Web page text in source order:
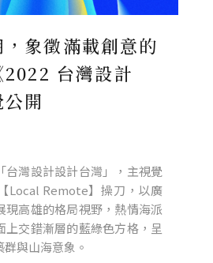
象徵滿載創意的
2022 台灣設計
開
台灣設計設計台灣」，主視覺
Local Remote】操刀，以廣
現高雄的格局視野，熱情海派
上交錯漸層的藍綠色方格，呈
與山海意象。